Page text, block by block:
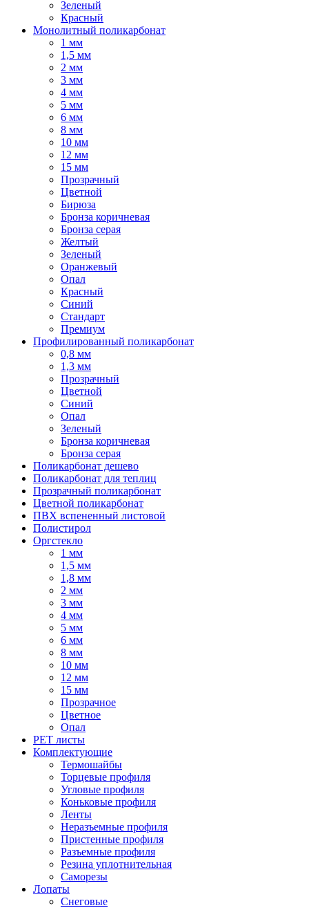
Зеленый
Красный
Монолитный поликарбонат
1 мм
1,5 мм
2 мм
3 мм
4 мм
5 мм
6 мм
8 мм
10 мм
12 мм
15 мм
Прозрачный
Цветной
Бирюза
Бронза коричневая
Бронза серая
Желтый
Зеленый
Оранжевый
Опал
Красный
Синий
Стандарт
Премиум
Профилированный поликарбонат
0,8 мм
1,3 мм
Прозрачный
Цветной
Синий
Опал
Зеленый
Бронза коричневая
Бронза серая
Поликарбонат дешево
Поликарбонат для теплиц
Прозрачный поликарбонат
Цветной поликарбонат
ПВХ вспененный листовой
Полистирол
Оргстекло
1 мм
1,5 мм
1,8 мм
2 мм
3 мм
4 мм
5 мм
6 мм
8 мм
10 мм
12 мм
15 мм
Прозрачное
Цветное
Опал
PET листы
Комплектующие
Термошайбы
Торцевые профиля
Угловые профиля
Коньковые профиля
Ленты
Неразъемные профиля
Пристенные профиля
Разъемные профиля
Резина уплотнительная
Саморезы
Лопаты
Снеговые